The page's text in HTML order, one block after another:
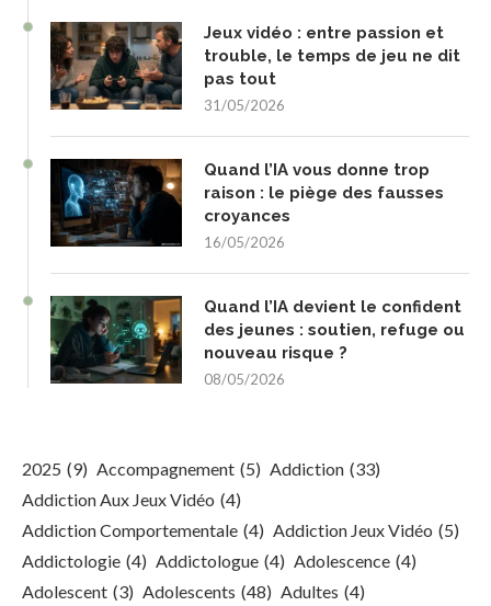
Jeux vidéo : entre passion et
trouble, le temps de jeu ne dit
pas tout
31/05/2026
Quand l’IA vous donne trop
raison : le piège des fausses
croyances
16/05/2026
Quand l’IA devient le confident
des jeunes : soutien, refuge ou
nouveau risque ?
08/05/2026
2025 (9) Accompagnement (5) Addiction (33)
Addiction Aux Jeux Vidéo (4)
Addiction Comportementale (4) Addiction Jeux Vidéo (5)
Addictologie (4) Addictologue (4) Adolescence (4)
Adolescent (3) Adolescents (48) Adultes (4)